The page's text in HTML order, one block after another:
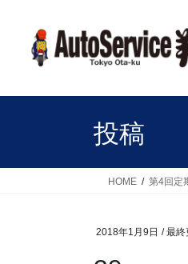
投稿
HOME 第4回定
2018年1月9日 / 最終